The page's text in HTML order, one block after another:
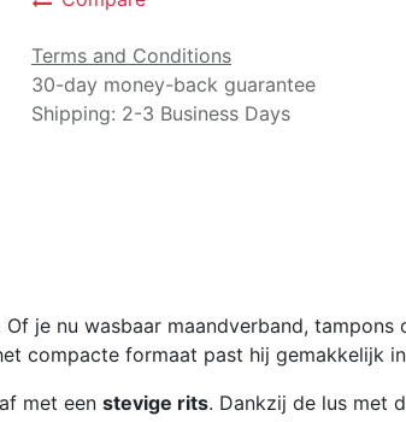
Terms and Conditions
30-day money-back guarantee
Shipping: 2-3 Business Days
je nu wasbaar maandverband,
compacte formaat past hij gemakkelijk
met een stevige rits. Dankzij de lus met